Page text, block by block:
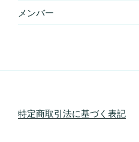
メンバー
特定商取引法に基づく表記